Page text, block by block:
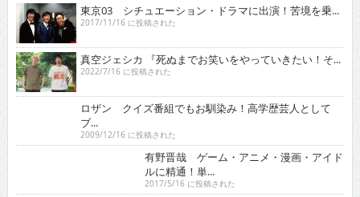
東京03 シチュエーション・ドラマに出演！苦境を乗...
2017/11/16 に投稿された
真空ジェシカ 『死ぬまでお笑いをやっていきたい！そ...
2022/7/16 に投稿された
ロザン クイズ番組でもお馴染み！高学歴芸人として
ブ...
2009/12/16 に投稿された
有野晋哉 ゲーム・アニメ・漫画・アイドルに精通！
2017/5/16 に投稿された